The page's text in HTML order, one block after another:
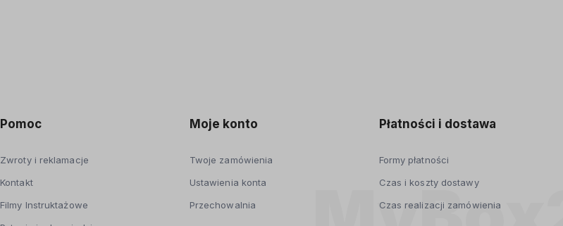
Pomoc
Zwroty i reklamacje
Kontakt
Filmy Instruktażowe
Moje konto
Twoje zamówienia
Ustawienia konta
Przechowalnia
Płatności i dostawa
Formy płatności
Czas i koszty dostawy
Czas realizacji zamówienia